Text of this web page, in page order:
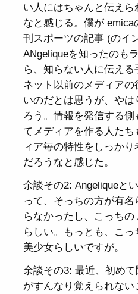
い人にはちゃんと伝え
なと感じる。僕が emica
刊スポーツの記事 (のイ
ANgeliqueを知ったのも
ら、知らない人に伝え
ネット以前のメディア
いのだとは思うが、や
ろう。情報を発信する
てメディアを作る人た
ィア毎の特性をしっか
だろうなと感じた。
余談その2: Angeliqueと
って、そっちの方が有
らなかったし、こっち
らしい。もっとも、こ
美少女らしいですが。
余談その3: 最近、初め
がすんなり覚えられな